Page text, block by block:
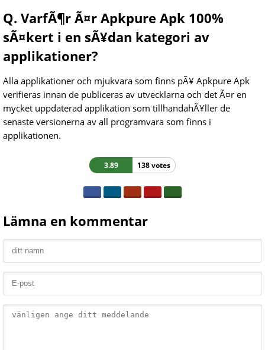
Q. VarfÃ¶r Ã¤r Apkpure Apk 100%
sÃ¤kert i en sÃ¥dan kategori av
applikationer?
Alla applikationer och mjukvara som finns pÃ¥ Apkpure Apk
verifieras innan de publiceras av utvecklarna och det Ã¤r en
mycket uppdaterad applikation som tillhandahÃ¥ller de
senaste versionerna av all programvara som finns i
applikationen.
3.89 138 votes
Lämna en kommentar